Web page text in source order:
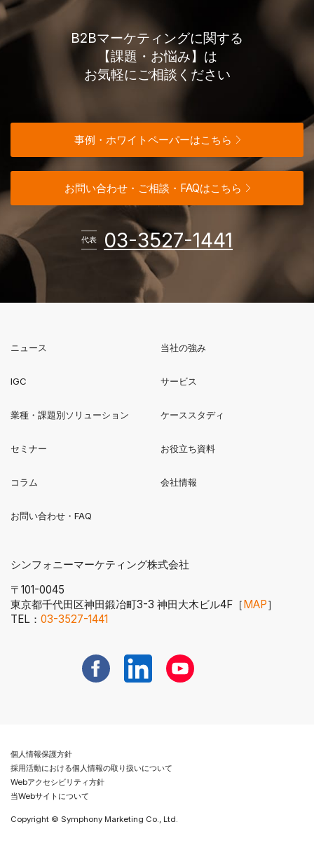
B2Bマーケティングに関する
【課題・お悩み】は
お気軽にご相談ください
事例・ホワイトペーパーはこちら
お問い合わせ・ご相談・FAQはこちら
代表 03-3527-1441
ニュース 当社の強み
IGC サービス
業種・課題別ソリューション ケーススタディ
セミナー お役立ち資料
コラム 会社情報
お問い合わせ・FAQ
シンフォニーマーケティング株式会社
〒101-0045
東京都千代田区神田鍛冶町3-3 神田大木ビル4F［MAP］
TEL： 03-3527-1441
新規ウィンドウで開く
新規ウィンドウで開く
個人情報保護方針
採用活動における個人情報の取り扱いについて
Webアクセシビリティ方針
当Webサイトについて
Copyright © Symphony Marketing Co., Ltd.